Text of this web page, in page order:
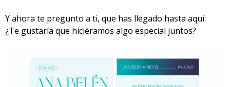
Y ahora te pregunto a ti, que has llegado hasta aquí:
¿Te gustaría que hiciéramos algo especial juntos?